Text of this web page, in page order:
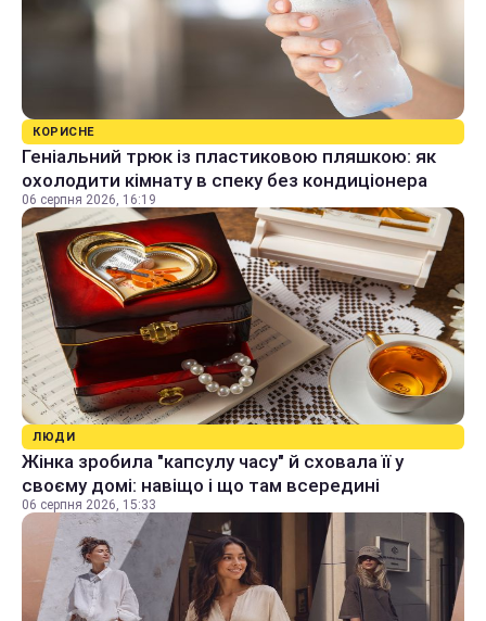
КОРИСНЕ
Геніальний трюк із пластиковою пляшкою: як
охолодити кімнату в спеку без кондиціонера
06 серпня 2026, 16:19
ЛЮДИ
Жінка зробила "капсулу часу" й сховала її у
своєму домі: навіщо і що там всередині
06 серпня 2026, 15:33